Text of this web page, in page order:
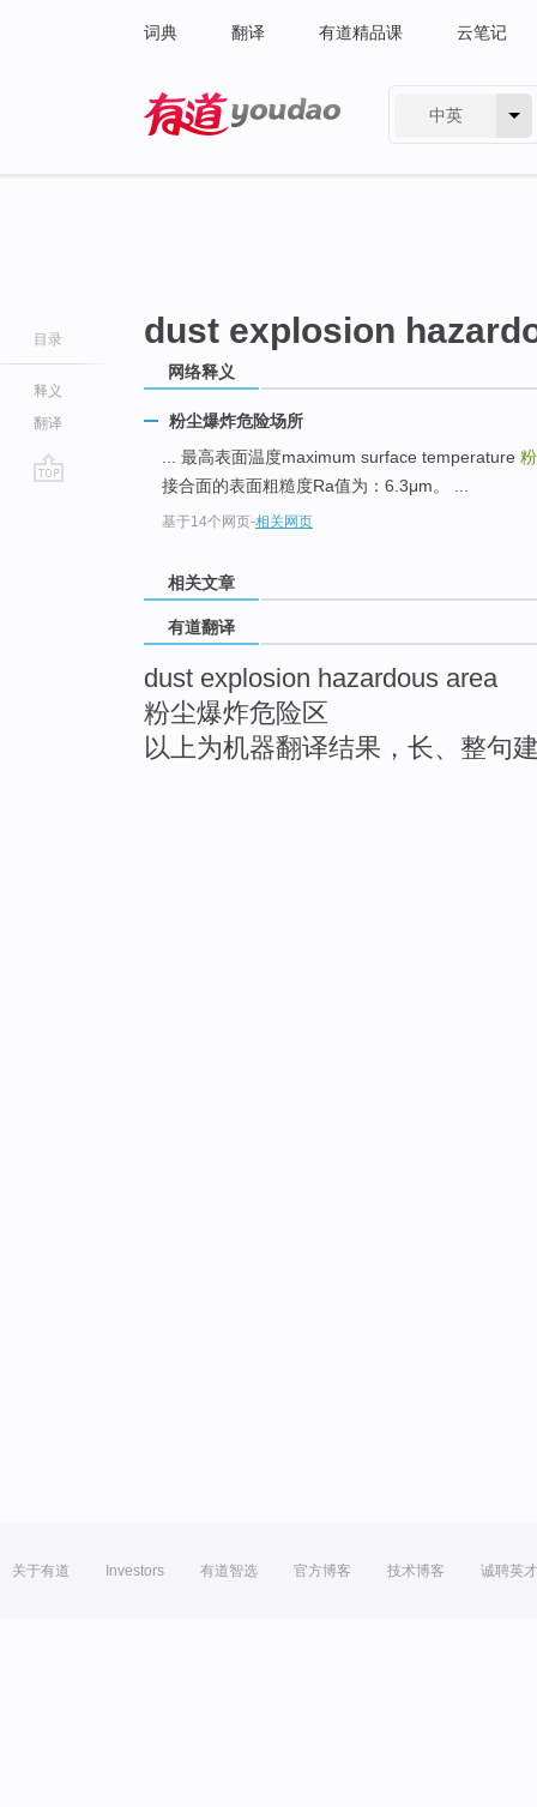
词典 翻译 有道精品课 云笔记
中英
目录
释义
翻译
dust explosion
网络释义
粉尘爆炸危险场所
... 最高表面温度maximum surface temperature
接合面的表面粗糙度Ra值为：6.3μm。 ...
基于14个网页-相关网页
相关文章
有道翻译
dust explosion hazardous area
粉尘爆炸危险区
以上为机器翻译结果，长、整句
关于有道 Investors 有道智选 官方博客 技术博客 诚聘英才